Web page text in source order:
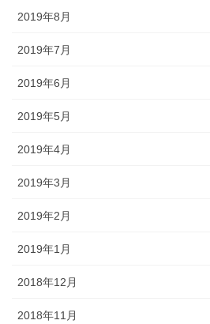
2019年8月
2019年7月
2019年6月
2019年5月
2019年4月
2019年3月
2019年2月
2019年1月
2018年12月
2018年11月